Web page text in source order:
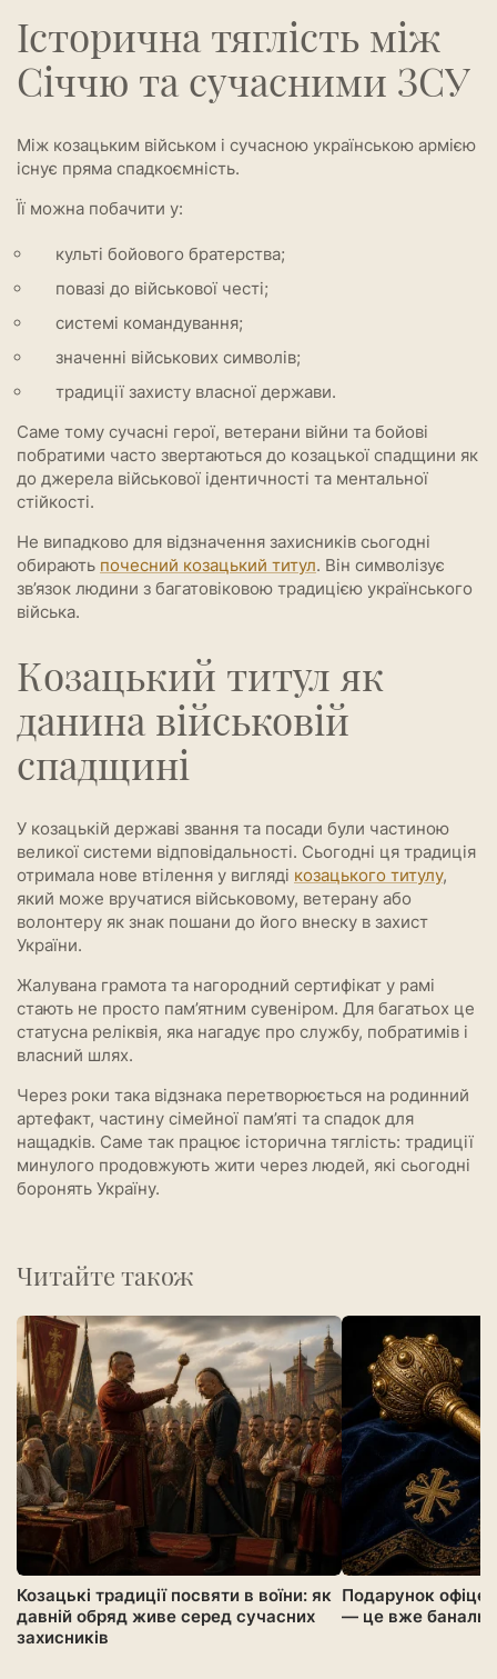
Історична тяглість між
Січчю та сучасними ЗСУ
Між козацьким військом і сучасною українською армією
існує пряма спадкоємність.
Її можна побачити у:
культі бойового братерства;
повазі до військової честі;
системі командування;
значенні військових символів;
традиції захисту власної держави.
Саме тому сучасні герої, ветерани війни та бойові
побратими часто звертаються до козацької спадщини як
до джерела військової ідентичності та ментальної
стійкості.
Не випадково для відзначення захисників сьогодні
обирають почесний козацький титул. Він символізує
зв’язок людини з багатовіковою традицією українського
війська.
Козацький титул як
данина військовій
спадщині
У козацькій державі звання та посади були частиною
великої системи відповідальності. Сьогодні ця традиція
отримала нове втілення у вигляді козацького титулу,
який може вручатися військовому, ветерану або
волонтеру як знак пошани до його внеску в захист
України.
Жалувана грамота та нагородний сертифікат у рамі
стають не просто пам’ятним сувеніром. Для багатьох це
статусна реліквія, яка нагадує про службу, побратимів і
власний шлях.
Через роки така відзнака перетворюється на родинний
артефакт, частину сімейної пам’яті та спадок для
нащадків. Саме так працює історична тяглість: традиції
минулого продовжують жити через людей, які сьогодні
боронять Україну.
Читайте також
Козацькі традиції посвяти в воїни: як
давній обряд живе серед сучасних
захисників
Подарунок
— це вже